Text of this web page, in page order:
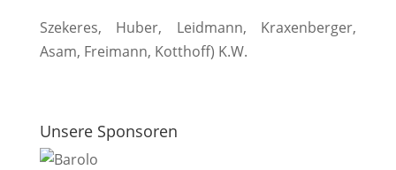
Szekeres, Huber, Leidmann, Kraxenberger,
Asam, Freimann, Kotthoff) K.W.
Unsere Sponsoren